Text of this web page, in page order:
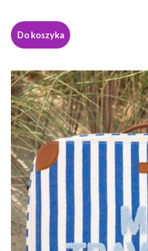
Do koszyka